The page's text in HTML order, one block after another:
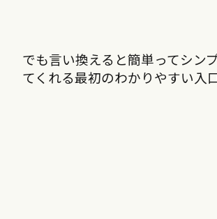
でも言い換えると簡単ってシン
てくれる最初のわかりやすい入